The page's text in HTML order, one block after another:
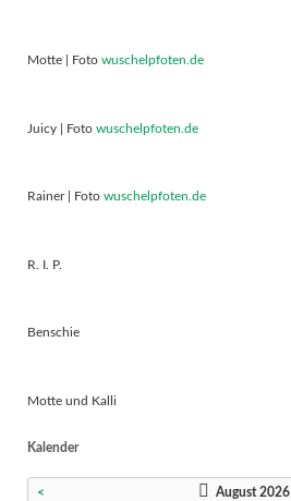
Motte | Foto wuschelpfoten.de
Juicy | Foto wuschelpfoten.de
Rainer | Foto wuschelpfoten.de
R. I. P.
Benschie
Motte und Kalli
Kalender
< August 2026